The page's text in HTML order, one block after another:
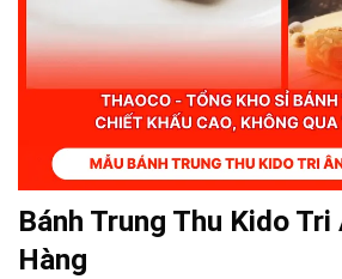
Bánh Trung Thu Kido Tri
Hàng